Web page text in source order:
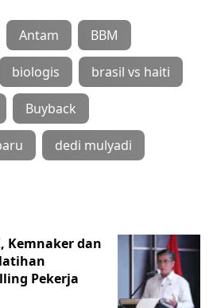
Antam BBM
biologis brasil vs haiti
Buyback
dedi mulyadi
Kemnaker dan
Pekerja